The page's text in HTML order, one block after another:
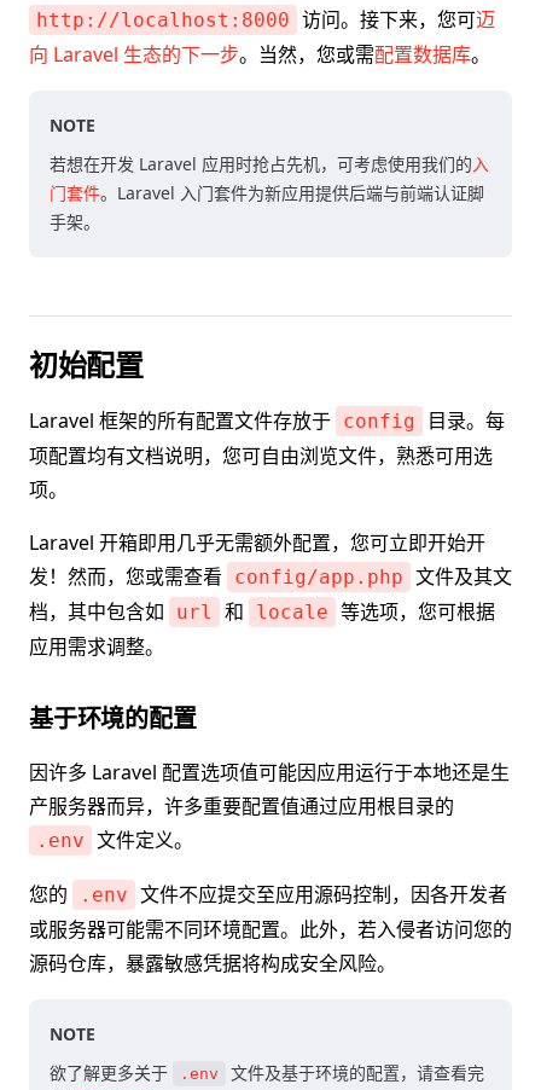
http://localhost:8000 访问。接下来，您可迈
向 Laravel 生态的下一步。当然，您或需配置数据库。
NOTE
若想在开发 Laravel 应用时抢占先机，可考虑使用我们的入
门套件。Laravel 入门套件为新应用提供后端与前端认证脚
手架。
初始配置
Laravel 框架的所有配置文件存放于 config
目录。每
项配置均有文档说明，您可自由浏览文件，熟悉可用选
项。
Laravel 开箱即用几乎无需额外配置，您可立即开始开
发！然而，您或需查看
config/app.php 文件及其文
档，其中包含如
url 和 locale 等选项，您可根据
应用需求调整。
基于环境的配置
因许多 Laravel 配置选项值可能因应用运行于本地还是生
产服务器而异，许多重要配置值通过应用根目录的
.env 文件定义。
您的 .env 文件不应提交至应用源码控制，因各开发者
或服务器可能需不同环境配置。此外，若入侵者访问您的
源码仓库，暴露敏感凭据将构成安全风险。
NOTE
欲了解更多关于
.env
文件及基于环境的配置，请查看完